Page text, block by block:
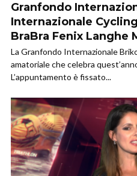
Granfondo
Internazionale
BraBra Fenix Langhe
La Granfondo Internazionale
amatoriale che celebra
L’appuntamento è fissato...